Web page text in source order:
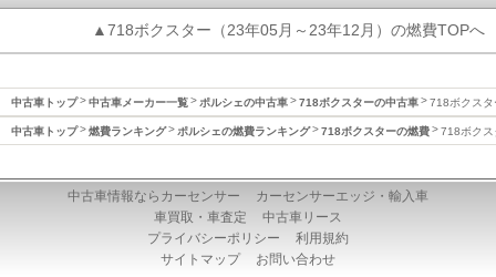
▲718ボクスター（23年05月～23年12月）の燃費TOPへ
中古車トップ 中古車メーカー一覧 ポルシェの中古車 718ボクスターの中古車 718ボクス
中古車トップ 燃費ランキング ポルシェの燃費ランキング 718ボクスターの燃費 718ボク
中古車情報ならカーセンサー
カーセンサーエッジ・輸入車
車買取・車査定
中古車リース
プライバシーポリシー
利用規約
サイトマップ
お問い合わせ